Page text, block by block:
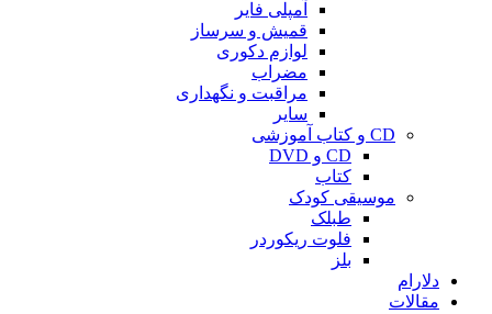
آمپلی فایر
قمیش و سرساز
لوازم دکوری
مضراب
مراقبت و نگهداری
سایر
CD و کتاب آموزشی
CD و DVD
کتاب
موسیقی کودک
طبلک
فلوت ریکوردر
بلز
دلارام
مقالات